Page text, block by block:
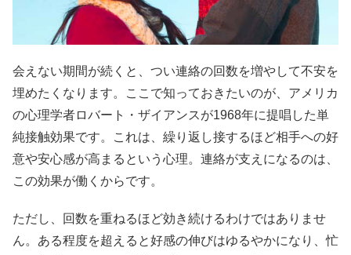
会えない期間が続くと、つい連絡の回数を増やして不安を
埋めたくなります。ここで知っておきたいのが、アメリカ
の心理学者ロバート・ザイアンスが1968年に提唱した単
純接触効果です。これは、繰り返し接するほど相手への好
意や安心感が高まるという心理。連絡が支えになるのは、
この効果が働くからです。
ただし、回数を重ねるほど効き続けるわけではありませ
ん。ある程度を超えると好感の伸びはゆるやかになり、忙